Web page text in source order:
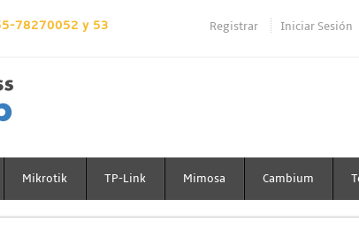
78270052 y 53 Registrar Iniciar Sesión
Mikrotik TP-Link Mimosa Cambium